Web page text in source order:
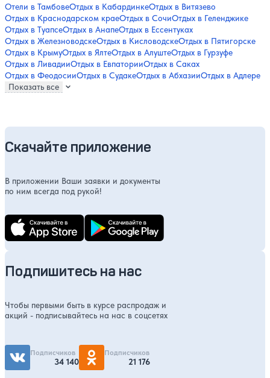
Отели в ТамбовеОтдых в КабардинкеОтдых в Витязево
Отдых в Краснодарском краеОтдых в СочиОтдых в Геленджике
Отдых в ТуапсеОтдых в АнапеОтдых в Ессентуках
Отдых в ЖелезноводскеОтдых в КисловодскеОтдых в Пятигорске
Отдых в КрымуОтдых в ЯлтеОтдых в АлуштеОтдых в Гурзуфе
Отдых в ЛивадииОтдых в ЕвпаторииОтдых в Саках
Отдых в ФеодосииОтдых в СудакеОтдых в АбхазииОтдых в Адлере
Показать все
Скачайте приложение
В приложении Ваши заявки и документы
по ним всегда под рукой!
Подпишитесь на нас
Чтобы первыми быть в курсе распродаж и
акций - подписывайтесь на нас в соцсетях
Подписчиков
34 140
Подписчиков
21 176